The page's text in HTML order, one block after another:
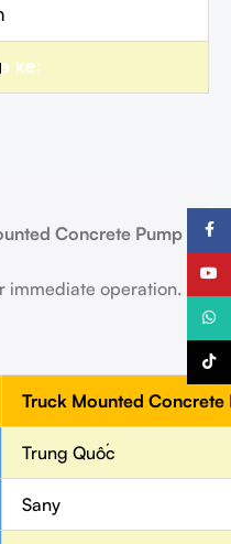
xe:
Concrete Pump
immediate operation.
Truck Mounted Concrete
Trung Quốc
Sany